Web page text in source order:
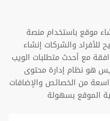
موقع باستخدام منصة
والشركات إنشاء
مع أحدث متطلبات الويب
هو نظام إدارة محتوى
من الخصائص والإضافات
الموقع بسهولة